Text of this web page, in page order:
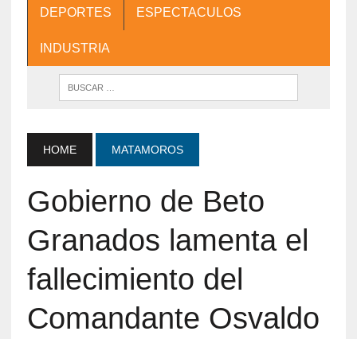
DEPORTES ESPECTACULOS
INDUSTRIA
HOME MATAMOROS
Gobierno de Beto
Granados lamenta el
fallecimiento del
Comandante Osvaldo